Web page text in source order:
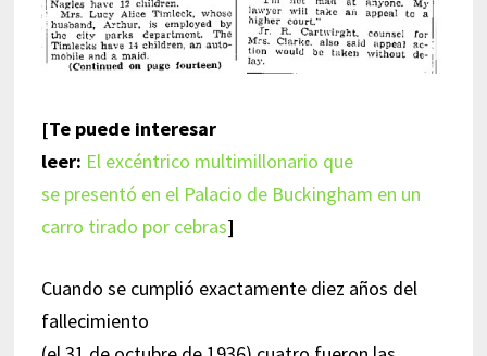
[Te puede interesar
leer: El excéntrico multimillonario que
se presentó en el Palacio de Buckingham en un
carro tirado por cebras]
Cuando se cumplió exactamente diez años del
fallecimiento